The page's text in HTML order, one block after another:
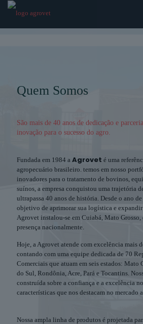
Quem Somos
São mais de 40 anos de dedicação e
inovação para o sucesso do agro.
Fundada em 1984 a Agrovet é uma
agropecuário brasileiro. temos em nosso
inovadores para o tratamento de bovinos,
suínos, a empresa conquistou uma trajetória
ultrapassa 40 anos de história. Desde o ano
objetivo de aprimorar sua logística e expandir
Agrovet instalou-se em Cuiabá, Mato Grosso,
presença nacionalmente.
Hoje, a Agrovet atende com excelência mais
contando com uma equipe dedicada de 70
Comerciais que atuam em seis estados: Mato
do Sul, Rondônia, Acre, Pará e Tocantins.
construída sobre a confiança e a excelência
características que nos destacam no mercado
Nossa ampla linha de produtos é projetada